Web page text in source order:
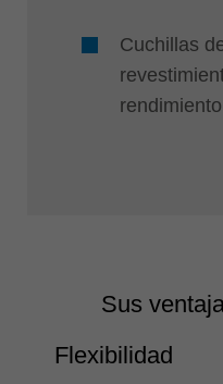
Cuchillas
rendimiento
Sus
Flexibilidad